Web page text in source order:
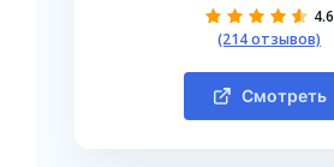
4.6
(214 отзывов)
Смотреть